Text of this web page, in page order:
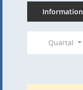
Quartal